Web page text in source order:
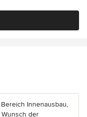
Innenausbau,
der